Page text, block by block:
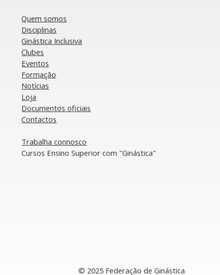
Campeonato da Europa
© 2025 Federação de Ginástica
Quem somos
Disciplinas
Ginástica Inclusiva
Clubes
Eventos
Formação
Notícias
Loja
Documentos oficiais​
​Contactos
​Trabalha connosco
​Cursos Ensino Superior com "Ginástica"